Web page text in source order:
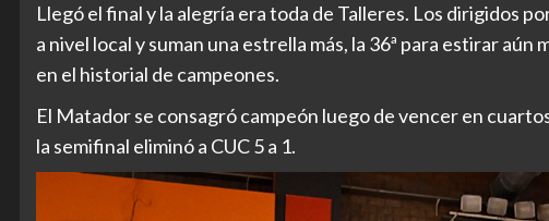
Llegó el final y la alegría era toda de Talleres. Los dirigidos
a nivel local y suman una estrella más, la 36ª para estirar
en el historial de campeones.
El Matador se consagró campeón luego de vencer en
la semifinal eliminó a CUC 5 a 1.